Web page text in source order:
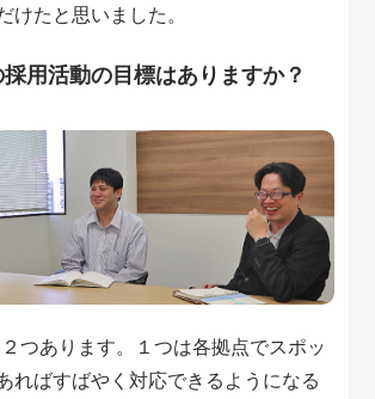
けたと思いました。
用活動の目標はありますか？
つあります。１つは各拠点でスポッ
ればすばやく対応できるようになる